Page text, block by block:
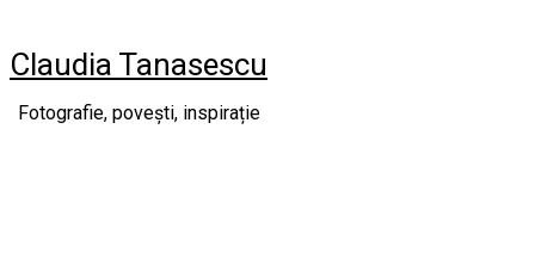
content
Claudia Tanasescu
Fotografie, povești, inspirație